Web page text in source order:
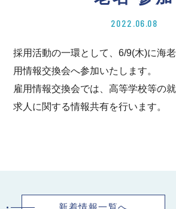
2022.06.08
採用活動の一環として、6/9(木)に海
用情報交換会へ参加いたします。
雇用情報交換会では、高等学校等の
求人に関する情報共有を行います。
新着情報一覧へ